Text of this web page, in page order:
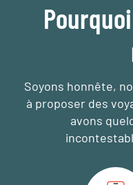
Soyons honnête,
à proposer des
avons